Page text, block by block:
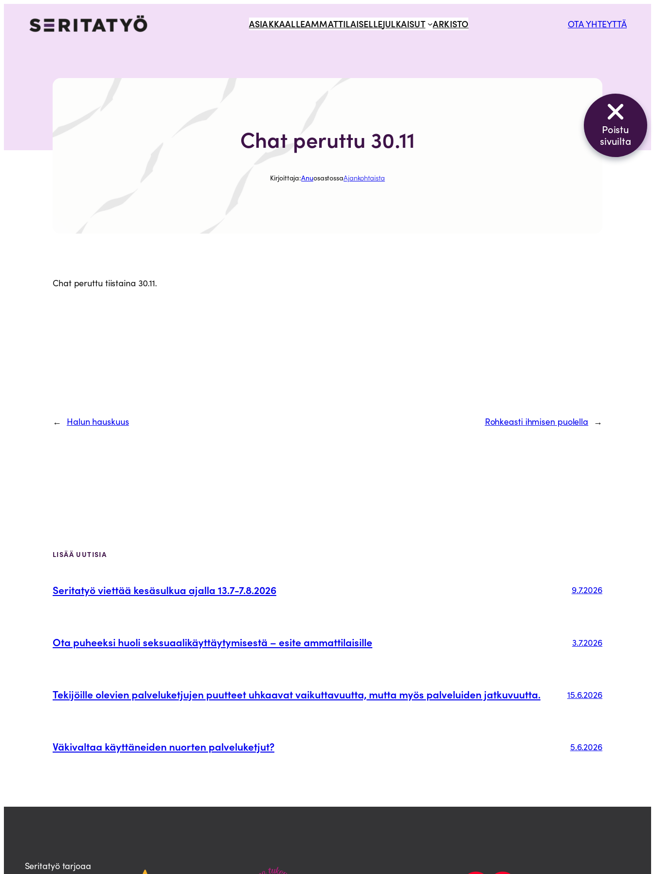
sisältöön
ASIAKKAALLEAMMATTILAISELLEJULKAISUT ARKISTO OTA YHTEYTTÄ
Chat peruttu 30.11
Kirjoittaja:AnuosastossaAjankohtaista
Chat peruttu tiistaina 30.11.
← Halun hauskuus Rohkeasti ihmisen puolella →
LISÄÄ UUTISIA
Seritatyö viettää kesäsulkua ajalla 13.7-7.8.2026 9.7.2026
Ota puheeksi huoli seksuaalikäyttäytymisestä – esite ammattilaisille 3.7.2026
Tekijöille olevien palveluketjujen puutteet uhkaavat vaikuttavuutta, mutta myös palveluiden jatkuvuutta. 15.6.2026
Väkivaltaa käyttäneiden nuorten palveluketjut? 5.6.2026
Seritatyö tarjoaa
Poistu
sivuilta